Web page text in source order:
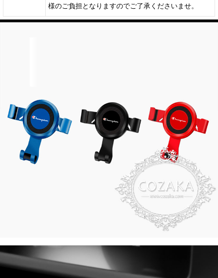
様のご負担となりますのでご了承くださいませ。